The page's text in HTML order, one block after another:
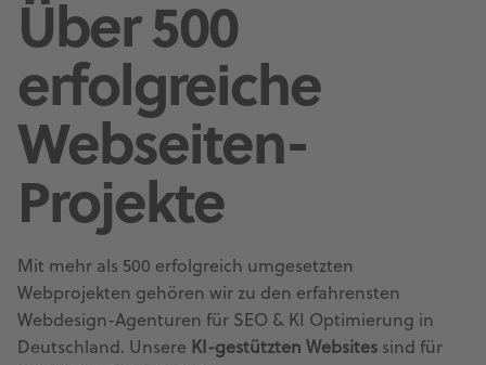
Über 500
erfolgreiche
Webseiten-
Projekte
Mit mehr als 500 erfolgreich umgesetzten
Webprojekten gehören wir zu den erfahrensten
Webdesign-Agenturen für SEO & KI Optimierung in
Deutschland. Unsere KI-gestützten Websites sind für